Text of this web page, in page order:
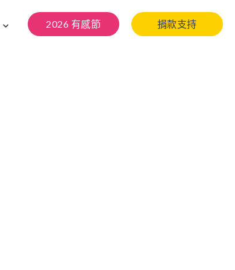
2026 有感節 捐款支持